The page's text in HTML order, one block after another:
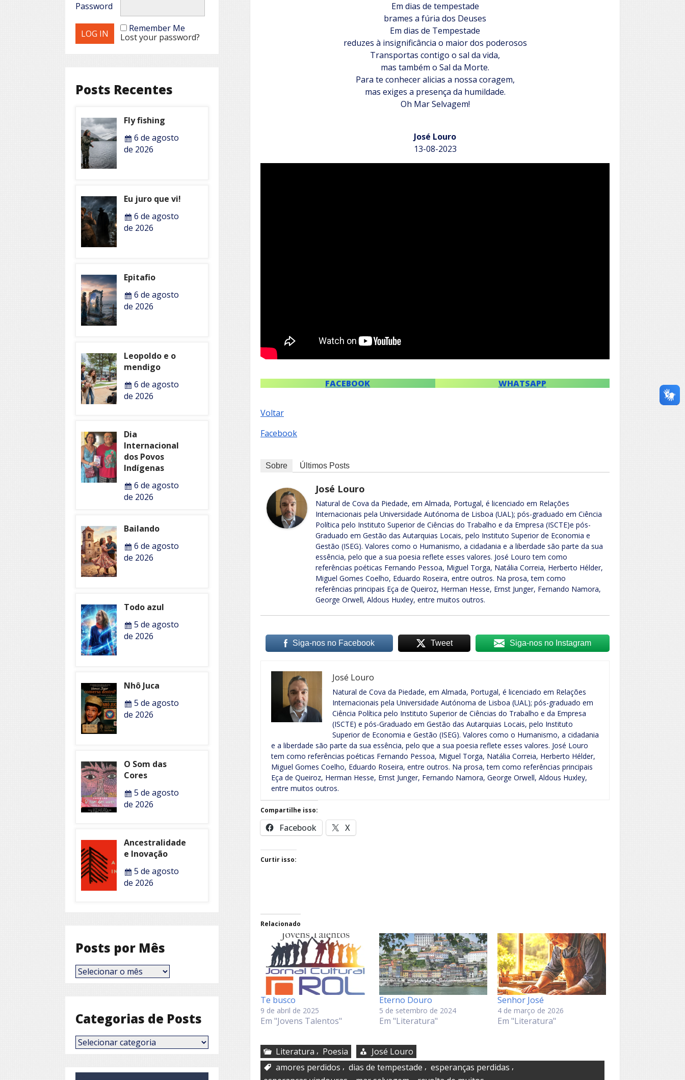
Em dias de tempestade
brames a fúria dos Deuses
Em dias de Tempestade
reduzes à insignificância o maior dos poderosos
Transportas contigo o sal da vida,
mas também o Sal da Morte.
Para te conhecer alicias a nossa coragem,
mas exiges a presença da humildade.
Oh Mar Selvagem!
José Louro
13-08-2023
FACEBOOK WHATSAPP
Voltar
Facebook
Sobre Últimos Posts
José Louro
Natural de Cova da Piedade, em Almada, Portugal, é licenciado em Relações
Internacionais pela Universidade Autónoma de Lisboa (UAL); pós-graduado em Ciência
Política pelo Instituto Superior de Ciências do Trabalho e da Empresa (ISCTE)e pós-
Graduado em Gestão das Autarquias Locais, pelo Instituto Superior de Economia e
Gestão (ISEG). Valores como o Humanismo, a cidadania e a liberdade são parte da sua
essência, pelo que a sua poesia reflete esses valores. José Louro tem como
referências poéticas Fernando Pessoa, Miguel Torga, Natália Correia, Herberto Hélder,
Miguel Gomes Coelho, Eduardo Roseira, entre outros. Na prosa, tem como
referências principais Eça de Queiroz, Herman Hesse, Ernst Junger, Fernando Namora,
George Orwell, Aldous Huxley, entre muitos outros.
Siga-nos no Facebook Tweet Siga-nos no Instagram
José Louro
Natural de Cova da Piedade, em Almada, Portugal, é licenciado em Relações
Internacionais pela Universidade Autónoma de Lisboa (UAL); pós-graduado em
Ciência Política pelo Instituto Superior de Ciências do Trabalho e da Empresa
(ISCTE) e pós-Graduado em Gestão das Autarquias Locais, pelo Instituto
Superior de Economia e Gestão (ISEG). Valores como o Humanismo, a cidadania
e a liberdade são parte da sua essência, pelo que a sua poesia reflete esses valores. José Louro
tem como referências poéticas Fernando Pessoa, Miguel Torga, Natália Correia, Herberto Hélder,
Miguel Gomes Coelho, Eduardo Roseira, entre outros. Na prosa, tem como referências principais
Eça de Queiroz, Herman Hesse, Ernst Junger, Fernando Namora, George Orwell, Aldous Huxley,
entre muitos outros.
Compartilhe isso:
Facebook X
Curtir isso:
Relacionado
Te busco
9 de abril de 2025
Em "Jovens Talentos"
Eterno Douro
5 de setembro de 2024
Em "Literatura"
Senhor José
4 de março de 2026
Em "Literatura"
Literatura , Poesia
José Louro
amores perdidos , dias de tempestade , esperanças perdidas ,
Password
Remember Me
Lost your password?
Posts Recentes
Fly fishing
6 de agosto
de 2026
Eu juro que vi!
6 de agosto
de 2026
Epitafio
6 de agosto
de 2026
Leopoldo e o
mendigo
6 de agosto
de 2026
Dia
Internacional
dos Povos
Indígenas
6 de agosto
de 2026
Bailando
6 de agosto
de 2026
Todo azul
5 de agosto
de 2026
Nhô Juca
5 de agosto
de 2026
O Som das
Cores
5 de agosto
de 2026
Ancestralidade
e Inovação
5 de agosto
de 2026
Posts por Mês
Posts
por
Categorias de Posts
Categorias
de